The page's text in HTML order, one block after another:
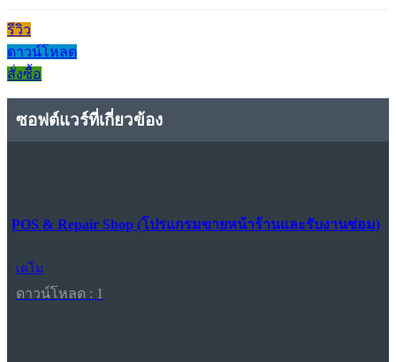
รีวิว
ดาวน์โหลด
สั่งซื้อ
ซอฟต์แวร์ที่เกี่ยวข้อง
POS & Repair Shop (โปรแกรมขายหน้าร้านและรับงานซ่อม)
เดโม
ดาวน์โหลด : 1